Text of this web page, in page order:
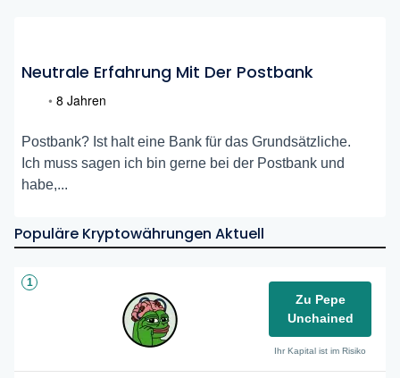
Neutrale Erfahrung Mit Der Postbank
• 8 Jahren
Postbank? Ist halt eine Bank für das Grundsätzliche.
Ich muss sagen ich bin gerne bei der Postbank und
habe,...
Populäre Kryptowährungen Aktuell
1
Zu Pepe
Unchained
Ihr Kapital ist im Risiko